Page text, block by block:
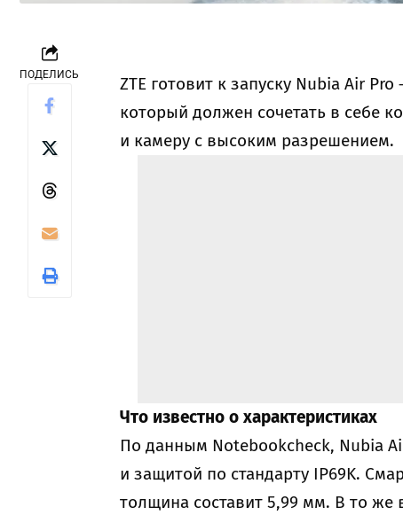
ПОДЕЛИСЬ
ZTE готовит к запуску Nubia Air
который должен сочетать в себе
и камеру с высоким разрешением.
Что известно о характеристиках
По данным Notebookcheck, Nubia
и защитой по стандарту IP69K.
толщина составит 5,99 мм. В то же